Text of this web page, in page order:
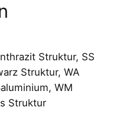
Struktur, SS
Struktur, WA
WM
Struktur